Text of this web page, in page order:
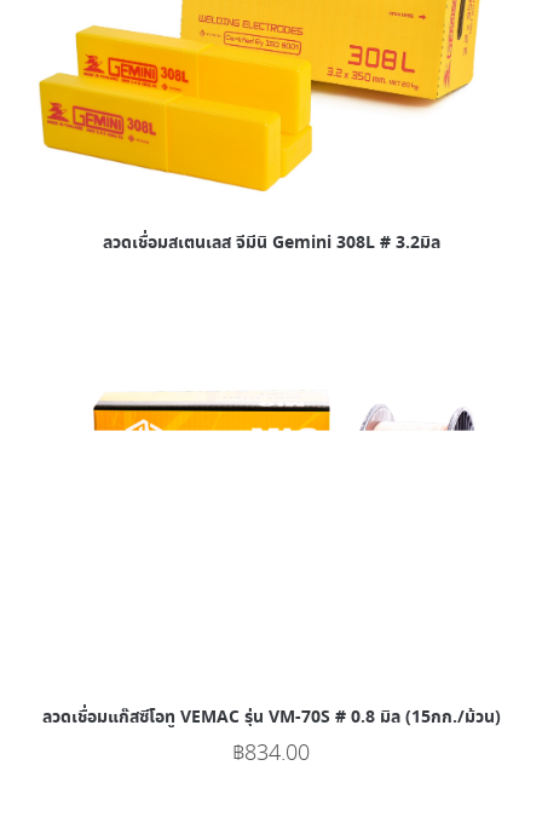
ลวดเชื่อมสเตนเลส จีมีนิ Gemini 308L # 3.2มิล
ลวดเชื่อมแก๊สซีโอทู VEMAC รุ่น VM-70S # 0.8 มิล (15กก./ม้วน)
฿834.00